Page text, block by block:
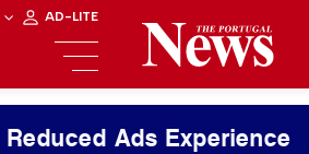
AD-LITE
Reduced Ads Experience